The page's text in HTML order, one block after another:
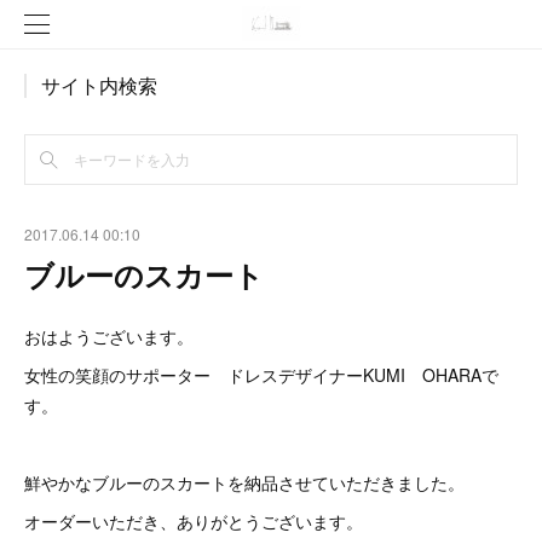
サイト内検索
2017.06.14 00:10
ブルーのスカート
おはようございます。
女性の笑顔のサポーター ドレスデザイナーKUMI OHARAで
す。
鮮やかなブルーのスカートを納品させていただきました。
オーダーいただき、ありがとうございます。